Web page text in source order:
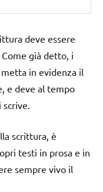
deve essere
già detto, i
in evidenza il
e deve al tempo
scrittura, è
testi in prosa e in
sempre vivo il